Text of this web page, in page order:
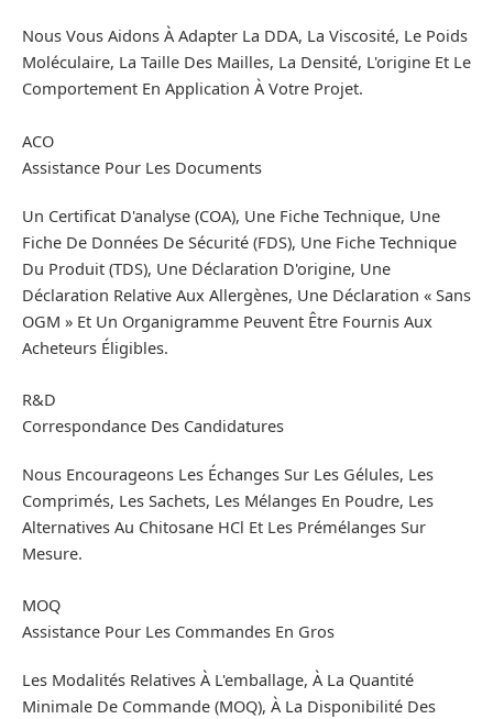
Nous Vous Aidons À Adapter La DDA, La Viscosité, Le Poids
Moléculaire, La Taille Des Mailles, La Densité, L'origine Et Le
Comportement En Application À Votre Projet.
ACO
Assistance Pour Les Documents
Un Certificat D'analyse (COA), Une Fiche Technique, Une
Fiche De Données De Sécurité (FDS), Une Fiche Technique
Du Produit (TDS), Une Déclaration D'origine, Une
Déclaration Relative Aux Allergènes, Une Déclaration « Sans
OGM » Et Un Organigramme Peuvent Être Fournis Aux
Acheteurs Éligibles.
R&D
Correspondance Des Candidatures
Nous Encourageons Les Échanges Sur Les Gélules, Les
Comprimés, Les Sachets, Les Mélanges En Poudre, Les
Alternatives Au Chitosane HCl Et Les Prémélanges Sur
Mesure.
MOQ
Assistance Pour Les Commandes En Gros
Les Modalités Relatives À L'emballage, À La Quantité
Minimale De Commande (MOQ), À La Disponibilité Des